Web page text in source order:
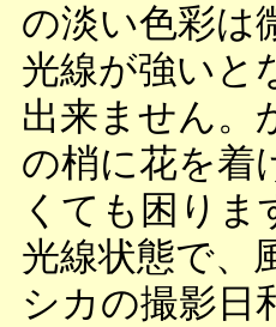
の淡い色彩は
光線が強いと
出来ません。
の梢に花を着
くても困りま
光線状態で、
シカの撮影日